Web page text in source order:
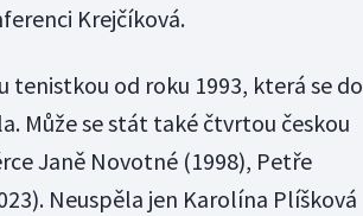
Krejčíková.
tenistkou od roku 1993, která se do
Může se stát také čtvrtou českou
Janě Novotné (1998), Petře
Neuspěla jen Karolína Plíšková